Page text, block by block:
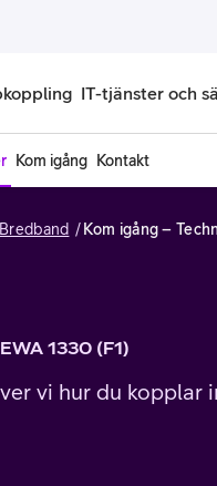
Mobilskal
IT-tjänster och
All
Smart
Kom igång Kontakt
Bredband Kom igång –
1330 (F1)
vi hur du kopplar